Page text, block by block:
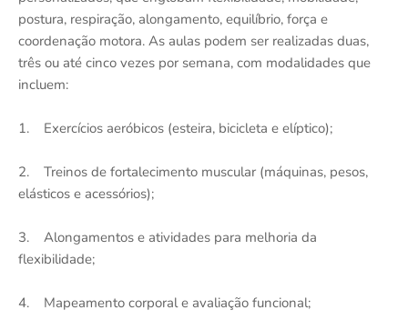
postura, respiração, alongamento, equilíbrio, força e
coordenação motora. As aulas podem ser realizadas duas,
três ou até cinco vezes por semana, com modalidades que
incluem:
1. Exercícios aeróbicos (esteira, bicicleta e elíptico);
2. Treinos de fortalecimento muscular (máquinas, pesos,
elásticos e acessórios);
3. Alongamentos e atividades para melhoria da
flexibilidade;
4. Mapeamento corporal e avaliação funcional;